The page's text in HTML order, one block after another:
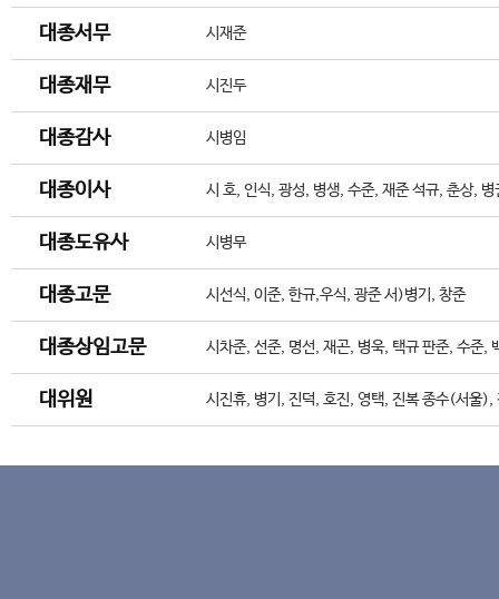
대종서무 시재준
대종재무 시진두
대종감사 시병임
대종이사 시 호, 인식, 광성, 병생, 수준, 재준 석규, 춘상,
대종도유사 시병무
대종고문 시선식, 이준, 한규,우식, 광준 서)병기, 창준
대종상임고문 시차준, 선준, 명선, 재곤, 병욱, 택규 판준, 수준,
대위원 시진휴, 병기, 진덕, 호진, 영택, 진복 종수(서울